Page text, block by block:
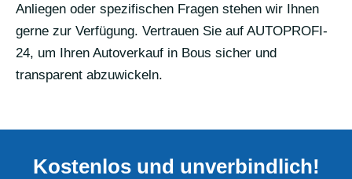
Anliegen oder spezifischen Fragen stehen wir Ihnen
gerne zur Verfügung. Vertrauen Sie auf AUTOPROFI-
24, um Ihren Autoverkauf in Bous sicher und
transparent abzuwickeln.
Kostenlos und unverbindlich!